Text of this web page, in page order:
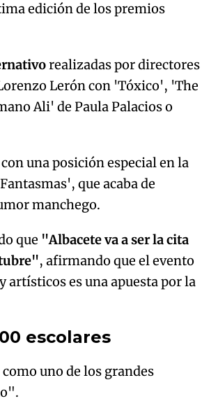
edición de los premios
realizadas por directores
Lerón con 'Tóxico', 'The
Ali' de Paula Palacios o
una posición especial en la
que acaba de
manchego.
que "Albacete va a ser la cita
, afirmando que el evento
artísticos es una apuesta por la
escolares
uno de los grandes